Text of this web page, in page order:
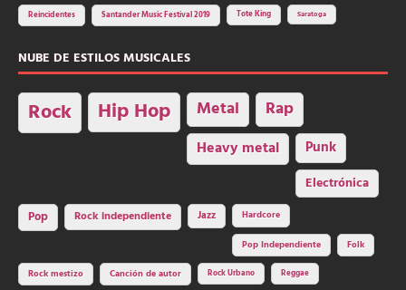
Reincidentes Santander Music Festival 2019 Tote King Saratoga
NUBE DE ESTILOS MUSICALES
Rock Hip Hop Metal Rap
Heavy metal Punk
Electrónica
Pop Rock independiente Jazz Hardcore
Pop Independiente Folk
Rock mestizo Canción de autor Rock Urbano Reggae